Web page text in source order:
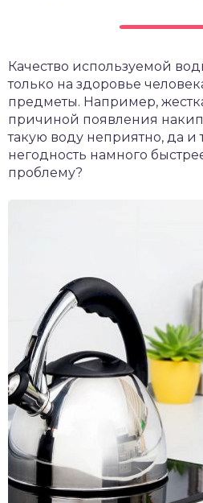
Качество используемой
только на здоровье
предметы. Например,
причиной появления
такую воду неприятно, да и
негодность намного
проблему?